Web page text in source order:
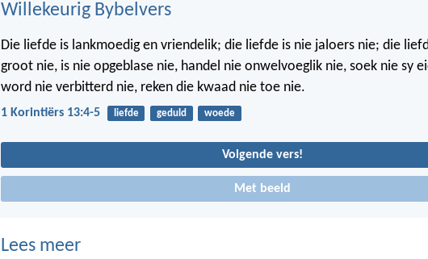
Willekeurig Bybelvers
Die liefde is lankmoedig en vriendelik; die liefde is nie jaloers nie; die
groot nie, is nie opgeblase nie, handel nie onwelvoeglik nie, soek nie sy
word nie verbitterd nie, reken die kwaad nie toe nie.
1 Korintiërs 13:4-5 liefde geduld woede
Volgende vers!
Met beeld
Lees meer